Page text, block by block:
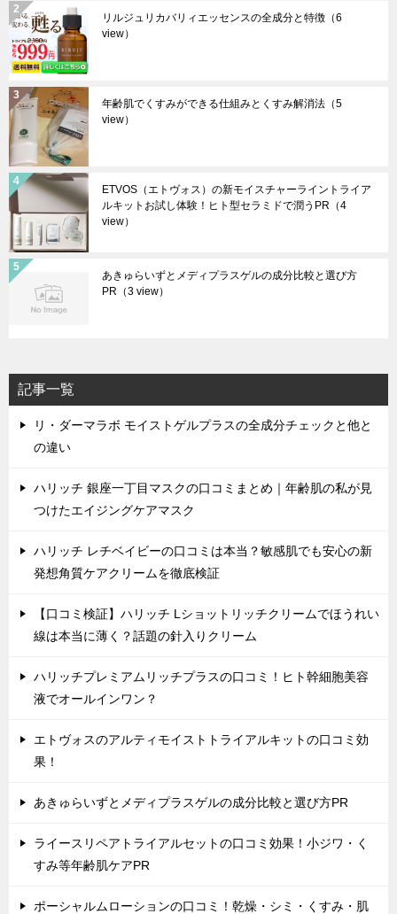
リルジュリカバリィエッセンスの全成分と特徴 （6
view）
年齢肌でくすみができる仕組みとくすみ解消法 （5
view）
ETVOS（エトヴォス）の新モイスチャーライントライア
ルキットお試し体験！ヒト型セラミドで潤うPR （4
view）
あきゅらいずとメディプラスゲルの成分比較と選び方
PR （3 view）
記事一覧
リ・ダーマラボ モイストゲルプラスの全成分チェックと他と
の違い
ハリッチ 銀座一丁目マスクの口コミまとめ｜年齢肌の私が見
つけたエイジングケアマスク
ハリッチ レチベイビーの口コミは本当？敏感肌でも安心の新
発想角質ケアクリームを徹底検証
【口コミ検証】ハリッチ Lショットリッチクリームでほうれい
線は本当に薄く？話題の針入りクリーム
ハリッチプレミアムリッチプラスの口コミ！ヒト幹細胞美容
液でオールインワン？
エトヴォスのアルティモイストトライアルキットの口コミ効
果！
あきゅらいずとメディプラスゲルの成分比較と選び方PR
ライースリペアトライアルセットの口コミ効果！小ジワ・く
すみ等年齢肌ケアPR
ポーシャルムローションの口コミ！乾燥・シミ・くすみ・肌